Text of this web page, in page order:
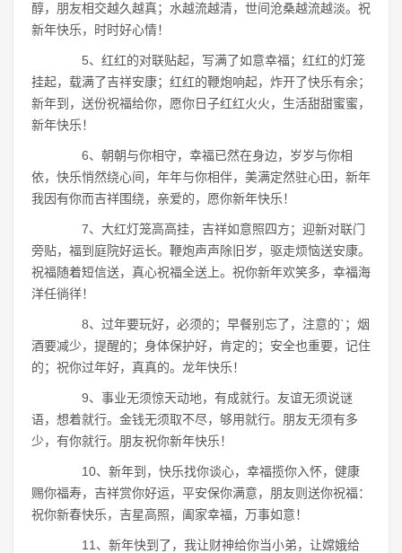
醇，朋友相交越久越真；水越流越清，世间沧桑越流越淡。祝
新年快乐，时时好心情！
5、红红的对联贴起，写满了如意幸福；红红的灯笼
挂起，载满了吉祥安康；红红的鞭炮响起，炸开了快乐有余；
新年到，送份祝福给你，愿你日子红红火火，生活甜甜蜜蜜，
新年快乐！
6、朝朝与你相守，幸福已然在身边，岁岁与你相
依，快乐悄然绕心间，年年与你相伴，美满定然驻心田，新年
我因有你而吉祥围绕，亲爱的，愿你新年快乐！
7、大红灯笼高高挂，吉祥如意照四方；迎新对联门
旁贴，福到庭院好运长。鞭炮声声除旧岁，驱走烦恼送安康。
祝福随着短信送，真心祝福全送上。祝你新年欢笑多，幸福海
洋任徜徉！
8、过年要玩好，必须的；早餐别忘了，注意的`；烟
酒要减少，提醒的；身体保护好，肯定的；安全也重要，记住
的；祝你过年好，真真的。龙年快乐！
9、事业无须惊天动地，有成就行。友谊无须说谜
语，想着就行。金钱无须取不尽，够用就行。朋友无须有多
少，有你就行。朋友祝你新年快乐！
10、新年到，快乐找你谈心，幸福揽你入怀，健康
赐你福寿，吉祥赏你好运，平安保你满意，朋友则送你祝福：
祝你新春快乐，吉星高照，阖家幸福，万事如意！
11、新年快到了，我让财神给你当小弟，让嫦娥给